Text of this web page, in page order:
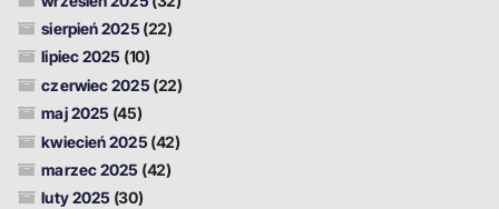
sierpień 2025 (22)
lipiec 2025 (10)
czerwiec 2025 (22)
maj 2025 (45)
kwiecień 2025 (42)
marzec 2025 (42)
luty 2025 (30)